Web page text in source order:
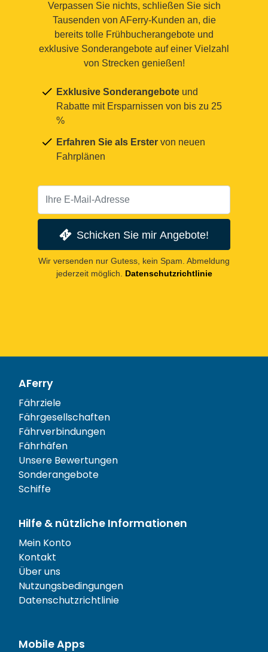
Verpassen Sie nichts, schließen Sie sich
Tausenden von AFerry-Kunden an, die
bereits tolle Frühbucherangebote und
exklusive Sonderangebote auf einer Vielzahl
von Strecken genießen!
Exklusive Sonderangebote und
Rabatte mit Ersparnissen von bis zu 25
%
Erfahren Sie als Erster von neuen
Fahrplänen
Schicken Sie mir Angebote!
Wir versenden nur Gutess, kein Spam. Abmeldung
jederzeit möglich.
Datenschutzrichtlinie
AFerry
Fährziele
Fährgesellschaften
Fährverbindungen
Fährhäfen
Unsere Bewertungen
Sonderangebote
Schiffe
Hilfe & nützliche Informationen
Mein Konto
Kontakt
Über uns
Nutzungsbedingungen
Datenschutzrichtlinie
Mobile Apps